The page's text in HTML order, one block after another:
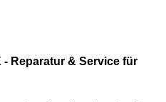
- Reparatur & Service für